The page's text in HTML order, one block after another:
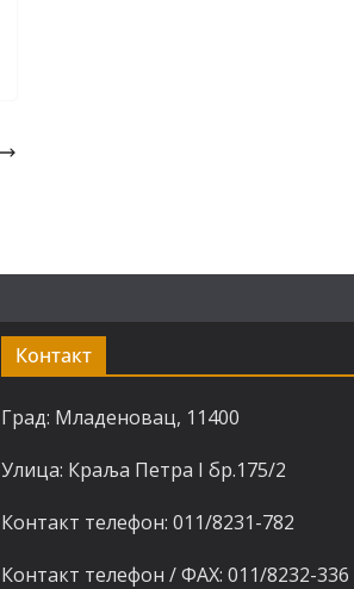
Контакт
Град: Младеновац, 11400
Улица: Краља Петра I бр.175/2
Контакт телефон: 011/8231-782
Контакт телефон / ФАХ: 011/8232-336